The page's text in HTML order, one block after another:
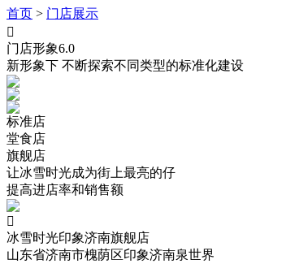
首页 > 门店展示

门店形象6.0
新形象下 不断探索不同类型的标准化建设
标准店
堂食店
旗舰店
让冰雪时光成为街上最亮的仔
提高进店率和销售额

冰雪时光印象济南旗舰店
山东省济南市槐荫区印象济南泉世界